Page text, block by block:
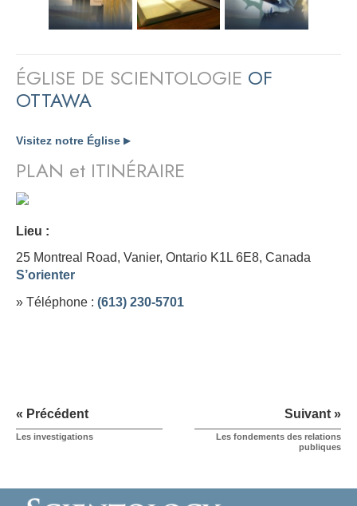
ÉGLISE DE SCIENTOLOGIE OF
OTTAWA
Visitez notre Église ▶
PLAN et ITINÉRAIRE
Lieu :
25 Montreal Road, Vanier, Ontario K1L 6E8, Canada
S’orienter
» Téléphone : (613) 230-5701
« Précédent
Les investigations
Suivant »
Les fondements des relations
publiques